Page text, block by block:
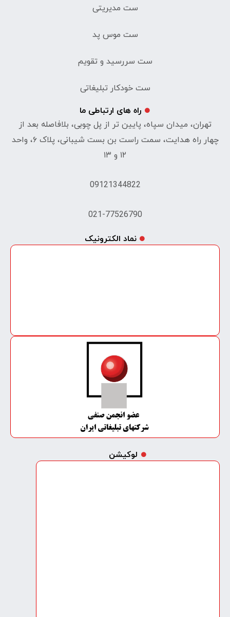
ست مدیریتی
ست موس پد
ست سررسید و تقویم
ست خودکار تبلیغاتی
راه های ارتباطی ما
تهران، میدان سپاه، پایین تر از پل چوبی، بلافاصله بعد از
چهار راه هدایت، سمت راست بن بست شیبانی، پلاک ۶، واحد
۱۲ و ۱۳
09121344822
021-77526790
نماد الکترونیک
لوکیشن